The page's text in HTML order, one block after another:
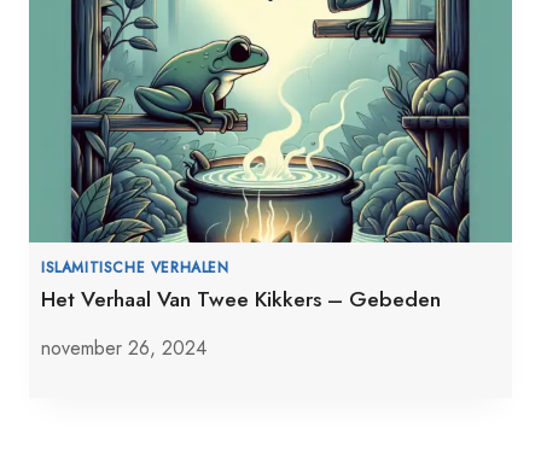
ISLAMITISCHE VERHALEN
Het Verhaal Van Twee Kikkers – Gebeden
november 26, 2024